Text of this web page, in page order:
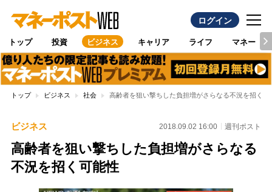
ログイン
トップ 投資 ビジネス キャリア ライフ マネー
トップ ビジネス 社会 高齢者を狙い撃ちした負担増がさらなる不況を招く可
ビジネス 2018.09.02 16:00 週刊ポスト
高齢者を狙い撃ちした負担増がさらなる
不況を招く可能性